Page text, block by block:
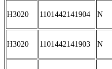
H3020 1101442141904 N
H3020 1101442141903 N